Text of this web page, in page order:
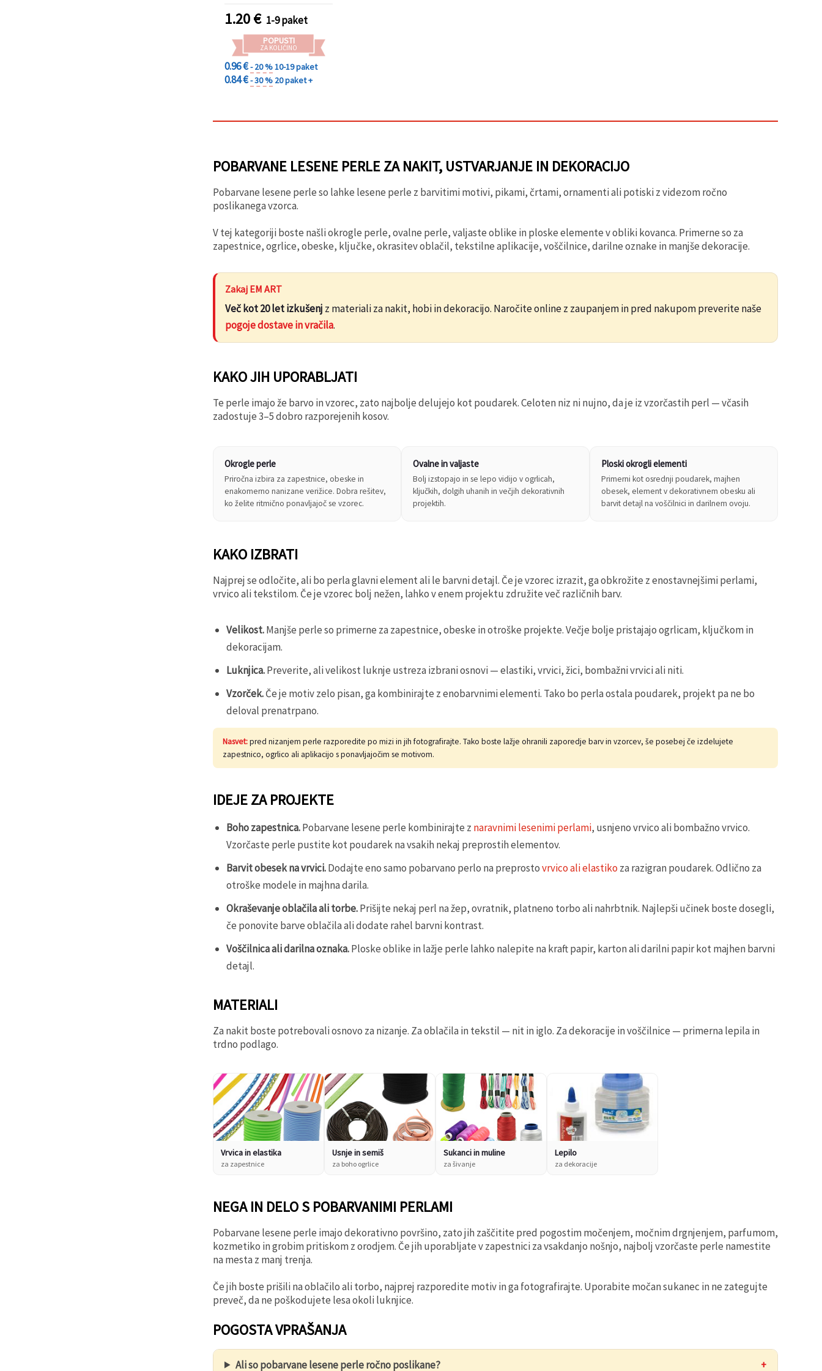
ustvarjanje
1.20€ 1-9 paket
POPUSTI
ZA KOLIČINO
0.96 €- 20 %10-19 paket
0.84 €- 30 % 20 paket +
POBARVANE LESENE PERLE ZA NAKIT, USTVARJANJE IN DEKORACIJO
Pobarvane lesene perle so lahke lesene perle z barvitimi motivi, pikami, črtami, ornamenti ali potiski z videzom ročno
poslikanega vzorca.
V tej kategoriji boste našli okrogle perle, ovalne perle, valjaste oblike in ploske elemente v obliki kovanca. Primerne so za
zapestnice, ogrlice, obeske, ključke, okrasitev oblačil, tekstilne aplikacije, voščilnice, darilne oznake in manjše dekoracije.
Zakaj EM ART
Več kot 20 let izkušenj z materiali za nakit, hobi in dekoracijo. Naročite online z zaupanjem in pred nakupom preverite naše
pogoje dostave in vračila.
KAKO JIH UPORABLJATI
Te perle imajo že barvo in vzorec, zato najbolje delujejo kot poudarek. Celoten niz ni nujno, da je iz vzorčastih perl — včasih
zadostuje 3–5 dobro razporejenih kosov.
Okrogle perle
Priročna izbira za zapestnice, obeske in
enakomerno nanizane verižice. Dobra rešitev,
ko želite ritmično ponavljajoč se vzorec.
Ovalne in valjaste
Bolj izstopajo in se lepo vidijo v ogrlicah,
ključkih, dolgih uhanih in večjih dekorativnih
projektih.
Ploski okrogli elementi
Primerni kot osrednji poudarek, majhen
obesek, element v dekorativnem obesku ali
barvit detajl na voščilnici in darilnem ovoju.
KAKO IZBRATI
Najprej se odločite, ali bo perla glavni element ali le barvni detajl. Če je vzorec izrazit, ga obkrožite z enostavnejšimi perlami,
vrvico ali tekstilom. Če je vzorec bolj nežen, lahko v enem projektu združite več različnih barv.
Velikost.Manjše perle so primerne za zapestnice, obeske in otroške projekte. Večje bolje pristajajo ogrlicam, ključkom in
dekoracijam.
Luknjica.Preverite, ali velikost luknje ustreza izbrani osnovi — elastiki, vrvici, žici, bombažni vrvici ali niti.
Vzorček.Če je motiv zelo pisan, ga kombinirajte z enobarvnimi elementi. Tako bo perla ostala poudarek, projekt pa ne bo
deloval prenatrpano.
Nasvet:pred nizanjem perle razporedite po mizi in jih fotografirajte. Tako boste lažje ohranili zaporedje barv in vzorcev, še posebej če izdelujete
zapestnico, ogrlico ali aplikacijo s ponavljajočim se motivom.
IDEJE ZA PROJEKTE
Boho zapestnica.Pobarvane lesene perle kombinirajte z naravnimi lesenimi perlami, usnjeno vrvico ali bombažno vrvico.
Vzorčaste perle pustite kot poudarek na vsakih nekaj preprostih elementov.
Barvit obesek na vrvici.Dodajte eno samo pobarvano perlo na preprostovrvico ali elastiko za razigran poudarek. Odlično za
otroške modele in majhna darila.
Okraševanje oblačila ali torbe.Prišijte nekaj perl na žep, ovratnik, platneno torbo ali nahrbtnik. Najlepši učinek boste dosegli,
če ponovite barve oblačila ali dodate rahel barvni kontrast.
Voščilnica ali darilna oznaka.Ploske oblike in lažje perle lahko nalepite na kraft papir, karton ali darilni papir kot majhen barvni
detajl.
MATERIALI
Za nakit boste potrebovali osnovo za nizanje. Za oblačila in tekstil — nit in iglo. Za dekoracije in voščilnice — primerna lepila in
trdno podlago.
Vrvica in elastika
za zapestnice
Usnje in semiš
za boho ogrlice
Sukanci in muline
za šivanje
Lepilo
za dekoracije
NEGA IN DELO S POBARVANIMI PERLAMI
Pobarvane lesene perle imajo dekorativno površino, zato jih zaščitite pred pogostim močenjem, močnim drgnjenjem, parfumom,
kozmetiko in grobim pritiskom z orodjem. Če jih uporabljate v zapestnici za vsakdanjo nošnjo, najbolj vzorčaste perle namestite
na mesta z manj trenja.
Če jih boste prišili na oblačilo ali torbo, najprej razporedite motiv in ga fotografirajte. Uporabite močan sukanec in ne zategujte
preveč, da ne poškodujete lesa okoli luknjice.
POGOSTA VPRAŠANJA
Ali so pobarvane lesene perle ročno poslikane? +